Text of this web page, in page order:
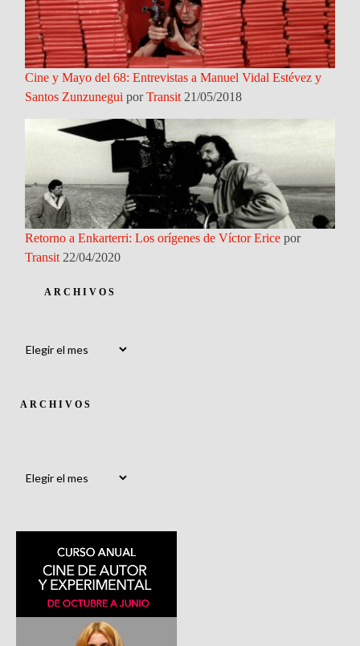
Cine y Mayo del 68: Entrevistas a Manuel Vidal Estévez y
Santos Zunzunegui porTransit 21/05/2018
Retorno a Enkarterri: Los orígenes de Víctor Erice por
Transit 22/04/2020
ARCHIVOS
ARCHIVOS